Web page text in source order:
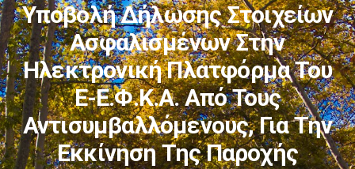
Υποβολή Δήλωσης Στοιχείων
Ασφαλισμένων Στην
Ηλεκτρονική Πλατφόρμα Του
E-Ε.Φ.Κ.Α. Από Τους
Αντισυμβαλλόμενους, Για Την
Εκκίνηση Της Παροχής